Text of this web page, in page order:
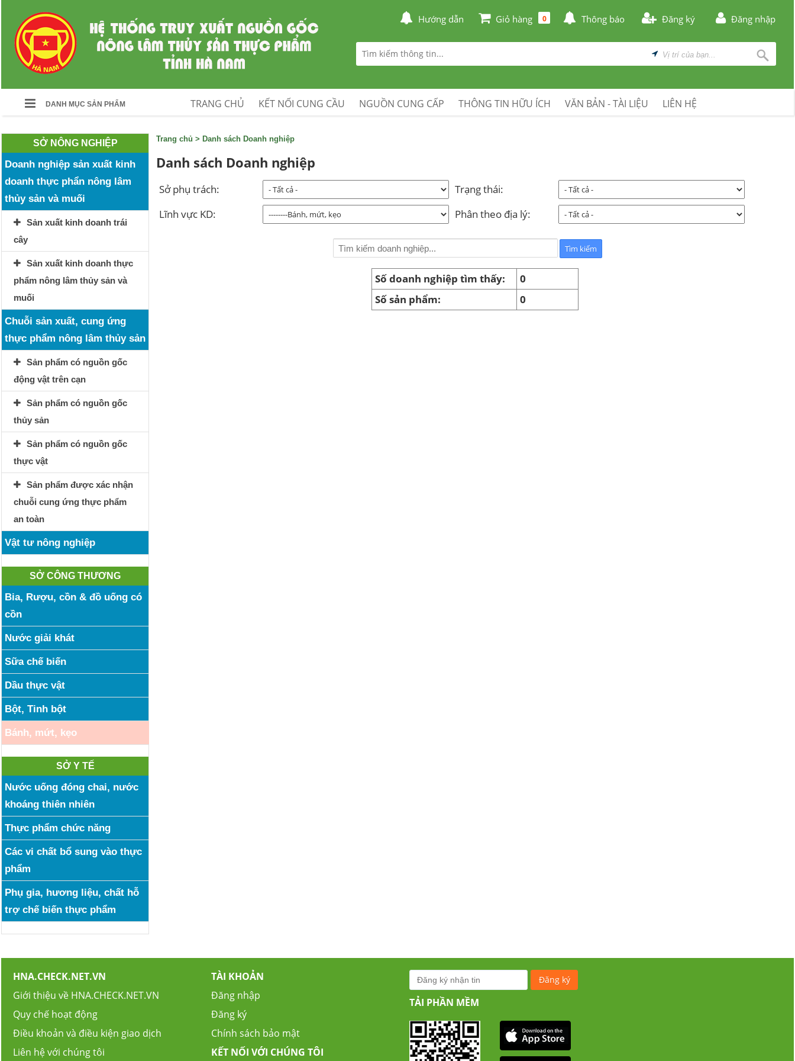
Hướng dẫn Giỏ hàng 0 Thông báo Đăng ký Đăng nhập
DANH MỤC SẢN PHẨM TRANG CHỦ KẾT NỐI CUNG CẦU NGUỒN CUNG CẤP THÔNG TIN HỮU ÍCH VĂN BẢN - TÀI LIỆU LIÊN HỆ
SỞ NÔNG NGHIỆP
Doanh nghiệp sản xuất kinh
doanh thực phẩn nông lâm
thủy sản và muối
Sản xuất kinh doanh trái
cây
Sản xuất kinh doanh thực
phẩm nông lâm thủy sản và
muối
Chuỗi sản xuất, cung ứng
thực phẩm nông lâm thủy sản
Sản phẩm có nguồn gốc
động vật trên cạn
Sản phẩm có nguồn gốc
thủy sản
Sản phẩm có nguồn gốc
thực vật
Sản phẩm được xác nhận
chuỗi cung ứng thực phẩm
an toàn
Vật tư nông nghiệp
SỞ CÔNG THƯƠNG
Bia, Rượu, cồn & đồ uống có
cồn
Nước giải khát
Sữa chế biến
Dầu thực vật
Bột, Tinh bột
Bánh, mứt, kẹo
SỞ Y TẾ
Nước uống đóng chai, nước
khoáng thiên nhiên
Thực phẩm chức năng
Các vi chất bổ sung vào thực
phẩm
Phụ gia, hương liệu, chất hỗ
trợ chế biến thực phẩm
Trang chủ > Danh sách Doanh nghiệp
Danh sách Doanh nghiệp
Sở phụ trách:
Trạng thái:
Lĩnh vực KD:
Phân theo địa lý:
Số doanh nghiệp tìm thấy:
0
Số sản phẩm:
0
HNA.CHECK.NET.VN
Giới thiệu về HNA.CHECK.NET.VN
Quy chế hoạt động
Điều khoản và điều kiện giao dịch
Liên hệ với chúng tôi
TÀI KHOẢN
Đăng nhập
Đăng ký
Chính sách bảo mật
KẾT NỐI VỚI CHÚNG TÔI
TẢI PHẦN MỀM